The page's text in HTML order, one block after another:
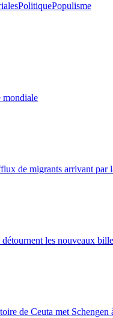
PolitiquePopulisme
mondiale
de migrants arrivant par
les nouveaux
de Ceuta met Schengen